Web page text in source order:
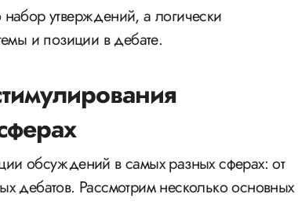
утверждений, а логически
и позиции в дебате.
обсуждений в самых разных сферах: от
дебатов. Рассмотрим несколько основных